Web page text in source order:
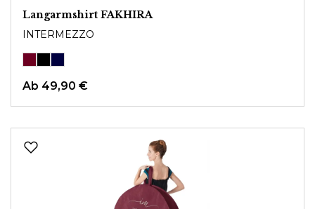
Langarmshirt FAKHIRA
INTERMEZZO
Ab 49,90 €